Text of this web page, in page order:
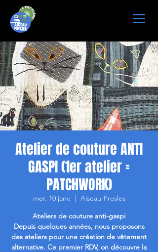
Atelier de couture ANTI
GASPI (1er atelier =
PATCHWORK)
mer. 10 janv.
  |
Aiseau-Presles
Ateliers de couture anti-gaspi
Depuis quelques années, nous proposons
des ateliers pour une création de vêtement
alternative. Ce premier RDV, on découvre la